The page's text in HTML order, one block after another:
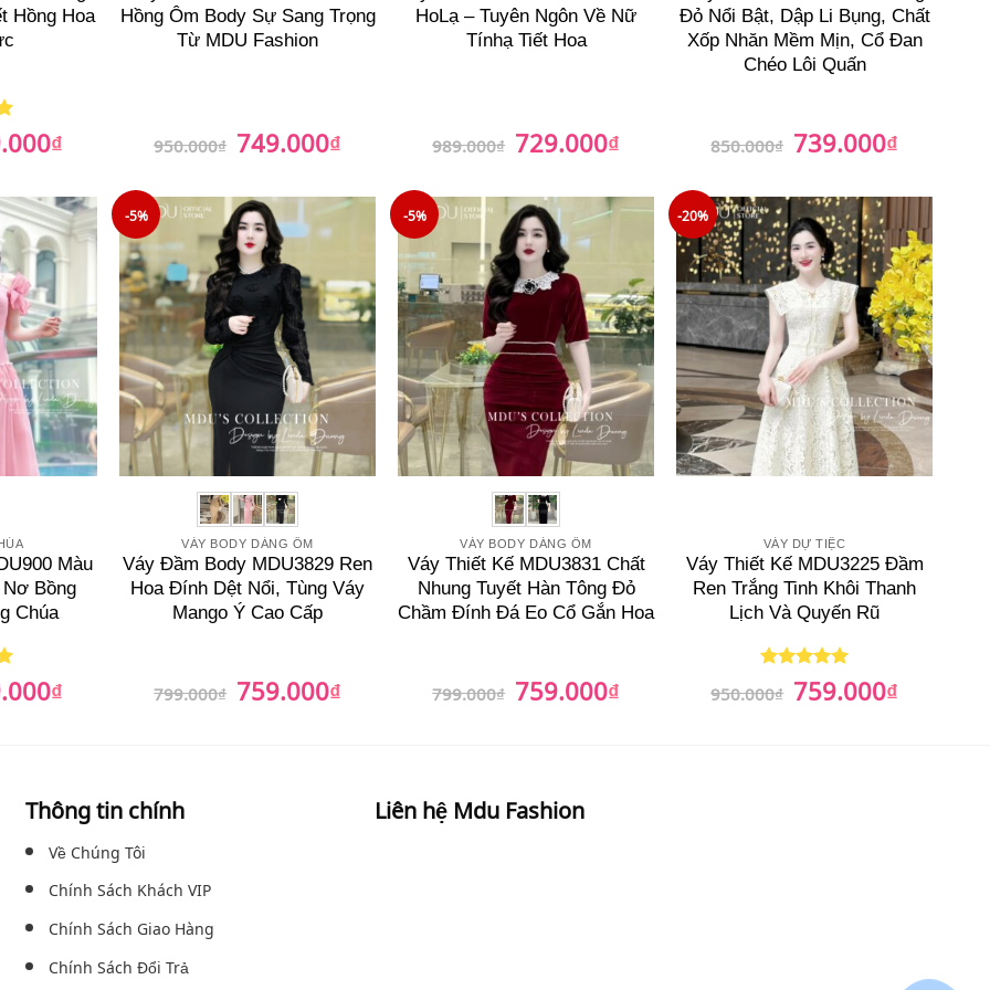
Hồng Hoa
₫Giá
hiện
759.000₫.
Hồng Ôm Body Sự Sang Trọng
Từ MDU Fashion
950.000₫ Giá
gốc
749.000₫Giá
hiện
749.000₫.
HoLạ – Tuyên Ngôn Về Nữ
Tínhạ Tiết Hoa
989.000₫ Giá
gốc
729.000₫Giá
hiện
729.000₫.
Đỏ Nổi Bật, Dập Li Bụng, Chất
Xốp Nhăn Mềm Mịn, Cổ Đan
Chéo Lôi Quấn
850.000₫ Giá
gốc
739.000₫Giá
hiện
739.000₫.
Màu
Bồng
Chúa
₫Giá
hiện
-5%
VÁY BODY DÁNG ÔM
Váy Đầm Body MDU3829 Ren
Hoa Đính Dệt Nổi, Tùng Váy
Mango Ý Cao Cấp
799.000₫ Giá
gốc
759.000₫Giá
hiện
-5%
VÁY BODY DÁNG ÔM
Váy Thiết Kế MDU3831 Chất
Nhung Tuyết Hàn Tông Đỏ
Chầm Đính Đá Eo Cổ Gắn Hoa
799.000₫ Giá
gốc
759.000₫Giá
hiện
-20%
VÁY DỰ TIỆC
Váy Thiết Kế MDU3225 Đầm
Ren Trắng Tinh Khôi Thanh
Lịch Và Quyến Rũ
Được xếp
hạng55
950.000₫ Giá
gốc
759.000₫Giá
hiện
Thông tin chính
Về Chúng Tôi
Chính Sách Khách VIP
Chính Sách Giao Hàng
Chính Sách Đổi Trả
Liên hệ Mdu Fashion